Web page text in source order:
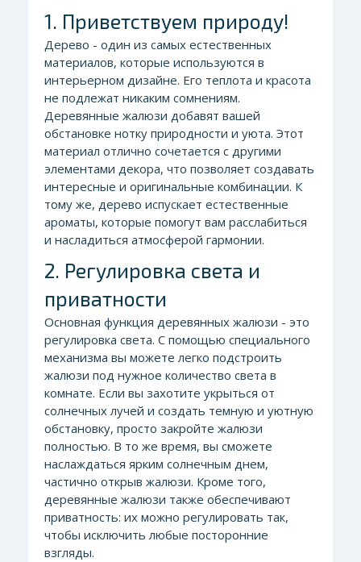
1. Приветствуем природу!
Дерево - один из самых естественных
материалов, которые используются в
интерьерном дизайне. Его теплота и красота
не подлежат никаким сомнениям.
Деревянные жалюзи добавят вашей
обстановке нотку природности и уюта. Этот
материал отлично сочетается с другими
элементами декора, что позволяет создавать
интересные и оригинальные комбинации. К
тому же, дерево испускает естественные
ароматы, которые помогут вам расслабиться
и насладиться атмосферой гармонии.
2. Регулировка света и
приватности
Основная функция деревянных жалюзи - это
регулировка света. С помощью специального
механизма вы можете легко подстроить
жалюзи под нужное количество света в
комнате. Если вы захотите укрыться от
солнечных лучей и создать темную и уютную
обстановку, просто закройте жалюзи
полностью. В то же время, вы сможете
наслаждаться ярким солнечным днем,
частично открыв жалюзи. Кроме того,
деревянные жалюзи также обеспечивают
приватность: их можно регулировать так,
чтобы исключить любые посторонние
взгляды.